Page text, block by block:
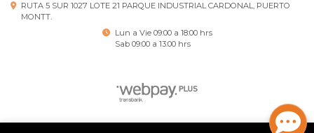
RUTA 5 SUR 1027 LOTE 21 PARQUE INDUSTRIAL CARDONAL, PUERTO
MONTT.
Lun a Vie 09:00 a 18:00 hrs
Sab 09:00 a 13:00 hrs